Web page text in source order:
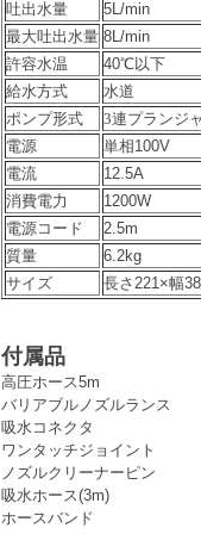
吐出水量
5L/min
最大吐出水量 8L/min
許容水温
40℃以下
給水方式
水道
ポンプ形式
3連プランジャ
電源
単相100V
電流
12.5A
消費電力
1200W
電源コード
2.5m
質量
6.2kg
サイズ
長さ221×幅
付属品
高圧ホース5m
バリアブルノズルランス
吸水コネクタ
ワンタッチジョイント
ノズルクリーナーピン
吸水ホース(3m)
ホースバンド